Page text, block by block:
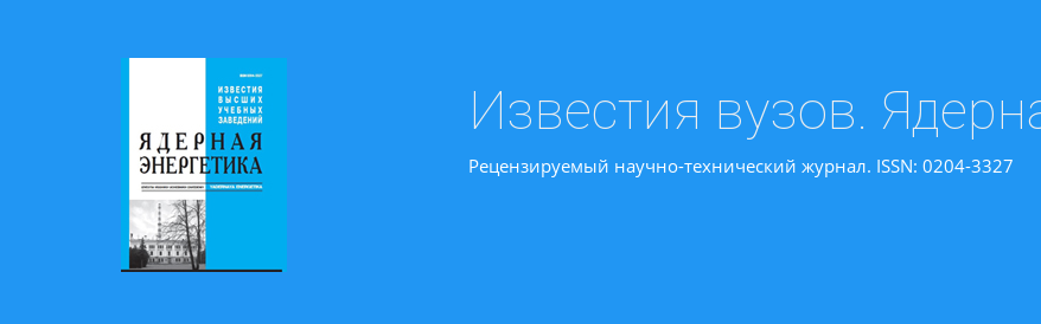
Известия вузов.
Рецензируемый научно-технический журнал. ISSN: 0204-3327